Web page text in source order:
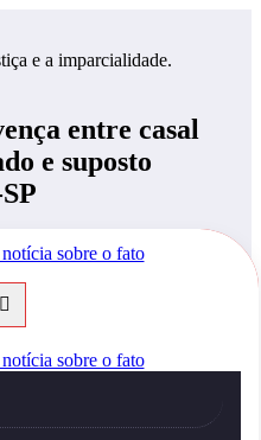
e a imparcialidade.
entre casal
e suposto
casal encontrado carbonizado
SP